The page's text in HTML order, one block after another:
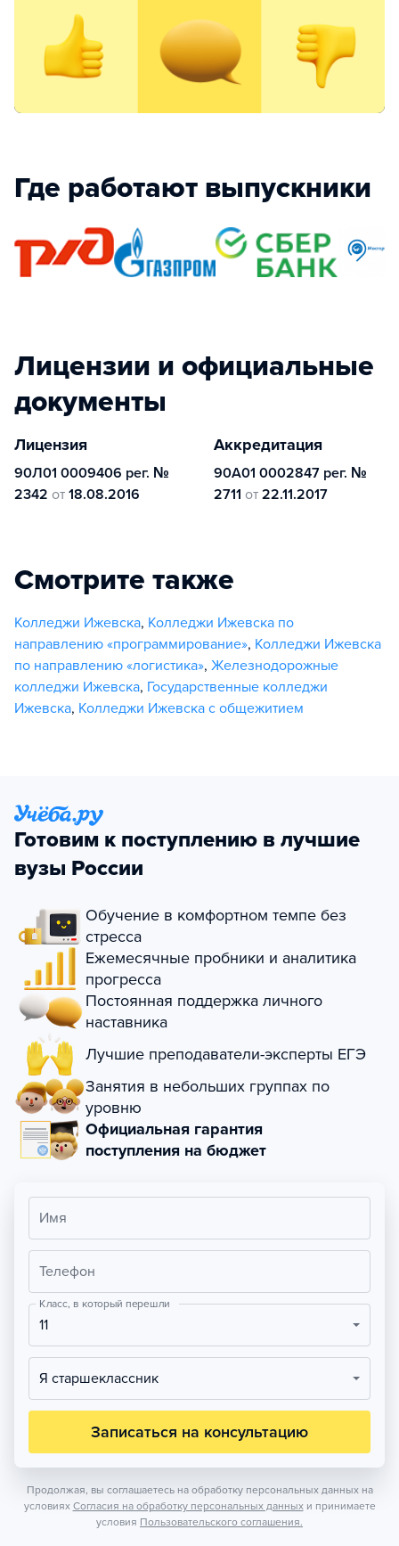
Где работают выпускники
Лицензии и официальные
документы
Лицензия
90Л01 0009406 рег. №
2342 от 18.08.2016
Аккредитация
90А01 0002847 рег. №
2711 от 22.11.2017
Смотрите также
Колледжи Ижевска, Колледжи Ижевска по
направлению «программирование», Колледжи Ижевска
по направлению «логистика», Железнодорожные
колледжи Ижевска, Государственные колледжи
Ижевска, Колледжи Ижевска с общежитием
Готовим к поступлению в лучшие
вузы России
Обучение в комфортном темпе без
стресса
Ежемесячные пробники и аналитика
прогресса
Постоянная поддержка личного
наставника
Лучшие преподаватели-эксперты ЕГЭ
Занятия в небольших группах по
уровню
Официальная гарантия
поступления на бюджет
Имя
Телефон
Класс, в который перешли
11
Я старшеклассник
Записаться на консультацию
Продолжая, вы соглашаетесь на обработку персональных данных на
условиях Согласия на обработку персональных данных и принимаете
условия Пользовательского соглашения.